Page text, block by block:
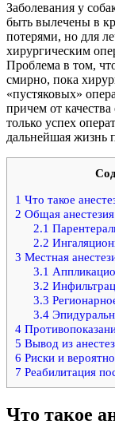
Заболевания у
быть вылечены в
потерями, но для
хирургическим
Проблема в том,
смирно, пока
«пустяковых»
причем от
только успех
дальнейшая жизнь
1 Что такое
2 Общая
2.1
2.2
3 Местная
3.1
3.2
3.3
3.4
4
5 Вывод из
6 Риски и
7 Реабилитация
Что такое